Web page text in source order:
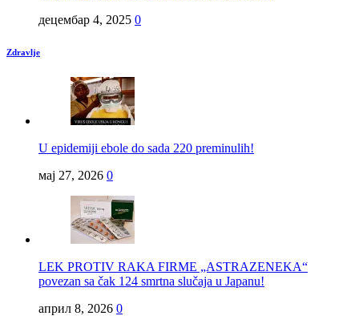
децембар 4, 2025 0
Zdravlje
U epidemiji ebole do sada 220 preminulih!
мај 27, 2026 0
LEK PROTIV RAKA FIRME „ASTRAZENEKA“
povezan sa čak 124 smrtna slučaja u Japanu!
април 8, 2026 0